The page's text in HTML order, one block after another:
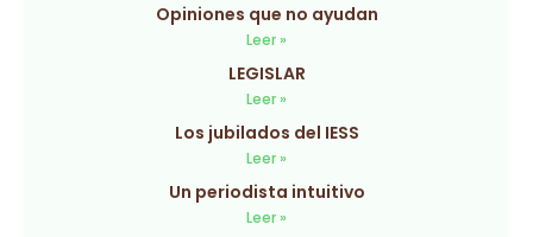
Opiniones que no ayudan
Leer »
LEGISLAR
Leer »
Los jubilados del IESS
Leer »
Un periodista intuitivo
Leer »